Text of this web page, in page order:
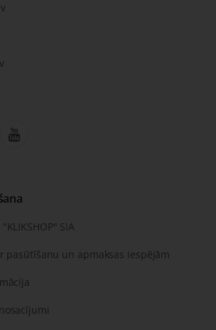
SIA
pasūtīšanu un apmaksas iespējām